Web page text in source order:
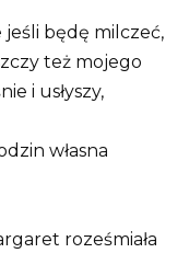
jeśli będę milczeć,
też mojego
i usłyszy,
własna
roześmiała